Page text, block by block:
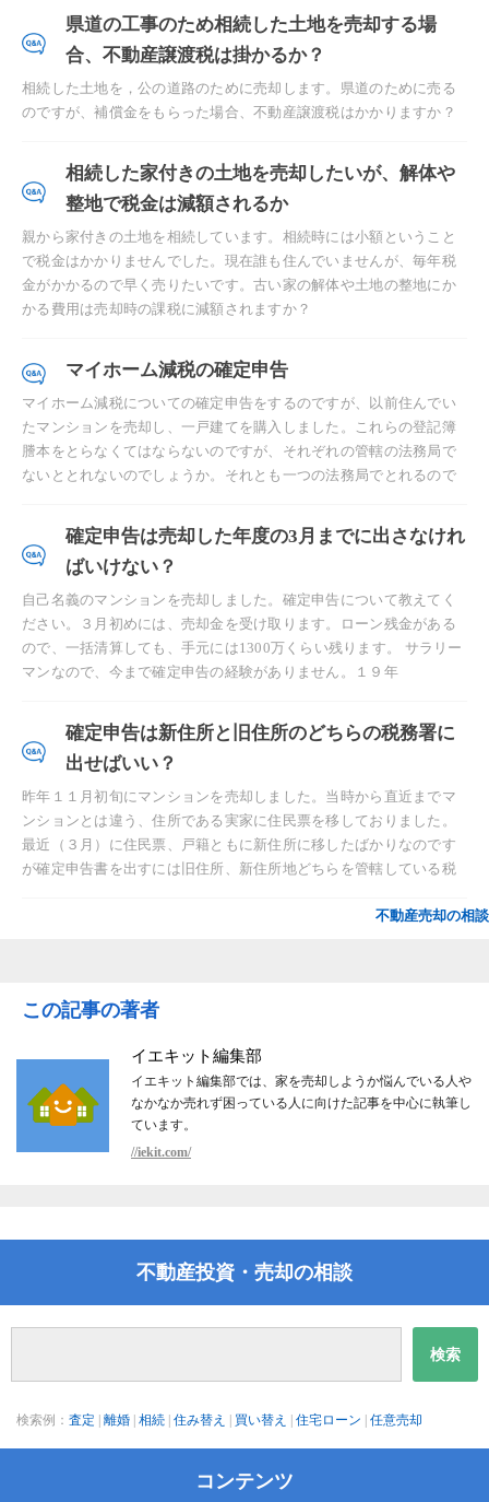
県道の工事のため相続した土地を売却する場
合、不動産譲渡税は掛かるか？
相続した土地を，公の道路のために売却します。県道のために売る
のですが、補償金をもらった場合、不動産譲渡税はかかりますか？
相続した家付きの土地を売却したいが、解体や
整地で税金は減額されるか
親から家付きの土地を相続しています。相続時には小額ということ
で税金はかかりませんでした。現在誰も住んでいませんが、毎年税
金がかかるので早く売りたいです。古い家の解体や土地の整地にか
かる費用は売却時の課税に減額されますか？
マイホーム減税の確定申告
マイホーム減税についての確定申告をするのですが、以前住んでい
たマンションを売却し、一戸建てを購入しました。これらの登記簿
謄本をとらなくてはならないのですが、それぞれの管轄の法務局で
ないととれないのでしょうか。それとも一つの法務局でとれるので
確定申告は売却した年度の3月までに出さなけれ
ばいけない？
自己名義のマンションを売却しました。確定申告について教えてく
ださい。３月初めには、売却金を受け取ります。ローン残金がある
ので、一括清算しても、手元には1300万くらい残ります。 サラリー
マンなので、今まで確定申告の経験がありません。１９年
確定申告は新住所と旧住所のどちらの税務署に
出せばいい？
昨年１１月初旬にマンションを売却しました。当時から直近までマ
ンションとは違う、住所である実家に住民票を移しておりました。
最近（３月）に住民票、戸籍ともに新住所に移したばかりなのです
が確定申告書を出すには旧住所、新住所地どちらを管轄している税
不動産売却の相談
この記事の著者
イエキット編集部
イエキット編集部では、家を売却しようか悩んでいる人や
なかなか売れず困っている人に向けた記事を中心に執筆し
ています。
//iekit.com/
不動産投資・売却の相談
検索例： 査定 離婚 相続 住み替え 買い替え 住宅ローン 任意売却
コンテンツ